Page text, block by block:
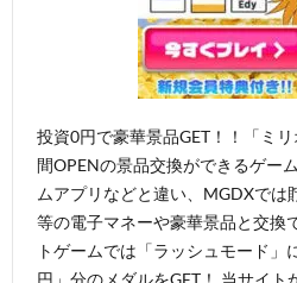
投資0円で豪華景品GET！！「ミ
間OPENの景品交換ができるゲー
ムアプリなどと違い、MGDXでは
等の電子マネーや豪華景品と交換
トゲームでは「ラッシュモード」
円」分のメダルをGET！ 当サイト